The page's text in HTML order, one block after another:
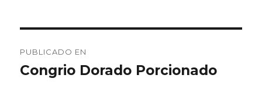
de
PUBLICADO EN
Congrio Dorado Porcionado